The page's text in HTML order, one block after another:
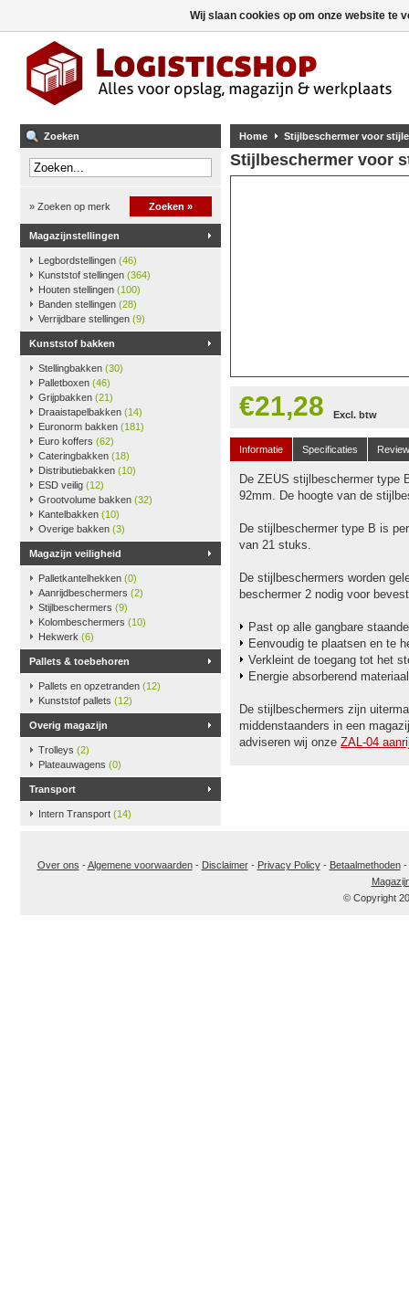
Zoeken
» Zoeken op merk Zoeken »
Magazijnstellingen
Legbordstellingen (46)
Kunststof stellingen (364)
Houten stellingen (100)
Banden stellingen (28)
Verrijdbare stellingen (9)
Kunststof bakken
Stellingbakken (30)
Palletboxen (46)
Grijpbakken (21)
Draaistapelbakken (14)
Euronorm bakken (181)
Euro koffers (62)
Cateringbakken (18)
Distributiebakken (10)
ESD veilig (12)
Grootvolume bakken (32)
Kantelbakken (10)
Overige bakken (3)
Magazijn veiligheid
Palletkantelhekken (0)
Aanrijdbeschermers (2)
Stijlbeschermers (9)
Kolombeschermers (10)
Hekwerk (6)
Pallets & toebehoren
Pallets en opzetranden (12)
Kunststof pallets (12)
Overig magazijn
Trolleys (2)
Plateauwagens (0)
Transport
Intern Transport (14)
Home Stijlbeschermer voor
Stijlbeschermer voor
€21,28 Excl. btw
Informatie Specificaties
De ZEUS stijlbeschermer type
92mm. De hoogte van de
De stijlbeschermer type B is
van 21 stuks.
De stijlbeschermers worden
beschermer 2 nodig voor
Past op alle gangbare
Eenvoudig te plaatsen en te
Verkleint de toegang tot het
Energie absorberend
De stijlbeschermers zijn
middenstaanders in een
adviseren wij onze ZAL-04
Over ons -Algemene voorwaarden- Disclaimer- Privacy Policy- Betaalmethoden-
© Copyright
Wij slaan cookies op om onze website te